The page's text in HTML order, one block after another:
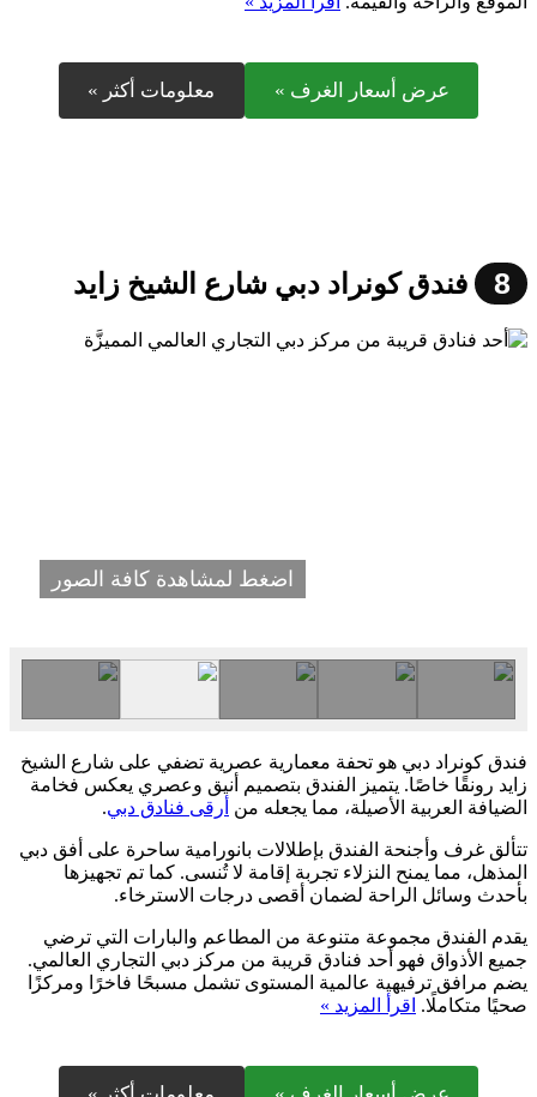
عرض أسعار الغرف » معلومات أكثر »
8 فندق كونراد دبي شارع الشيخ زايد
اضغط لمشاهدة كافة الصور
فندق كونراد دبي هو تحفة معمارية عصرية تضفي على شارع الشيخ
زايد رونقًا خاصًا. يتميز الفندق بتصميم أنيق وعصري يعكس فخامة
الضيافة العربية الأصيلة، مما يجعله من أرقى فنادق دبي.
تتألق غرف وأجنحة الفندق بإطلالات بانورامية ساحرة على أفق دبي
المذهل، مما يمنح النزلاء تجربة إقامة لا تُنسى. كما تم تجهيزها
بأحدث وسائل الراحة لضمان أقصى درجات الاسترخاء.
يقدم الفندق مجموعة متنوعة من المطاعم والبارات التي ترضي
جميع الأذواق فهو أحد فنادق قريبة من مركز دبي التجاري العالمي.
يضم مرافق ترفيهية عالمية المستوى تشمل مسبحًا فاخرًا ومركزًا
صحيًا متكاملًا. اقرأ المزيد »